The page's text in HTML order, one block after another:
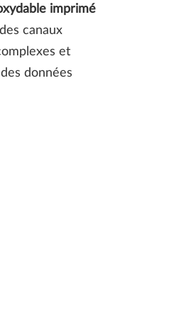
imprimé
canaux
et
données